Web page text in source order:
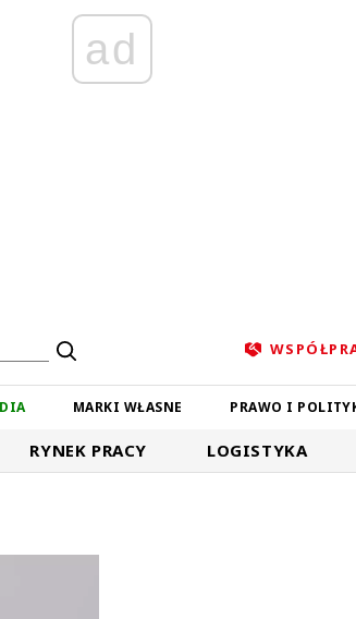
ad
MARKI WŁASNE PRAWO I
RYNEK PRACY LOGISTYKA